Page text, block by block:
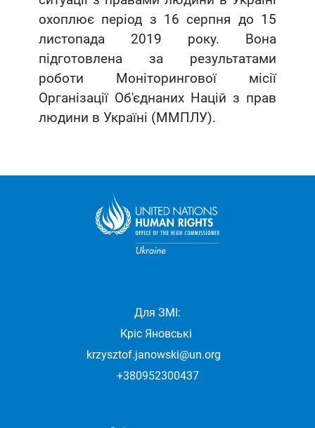
охоплює період з 16 серпня до 15
листопада 2019 року. Вона
підготовлена за результатами
роботи Моніторингової місії
Організації Об'єднаних Націй з прав
людини в Україні (ММПЛУ).
Для ЗМІ:
Кріс Яновські
krzysztof.janowski@un.org
+380952300437